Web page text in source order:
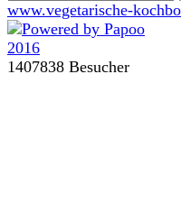
www.vegetarische-
1407838 Besucher